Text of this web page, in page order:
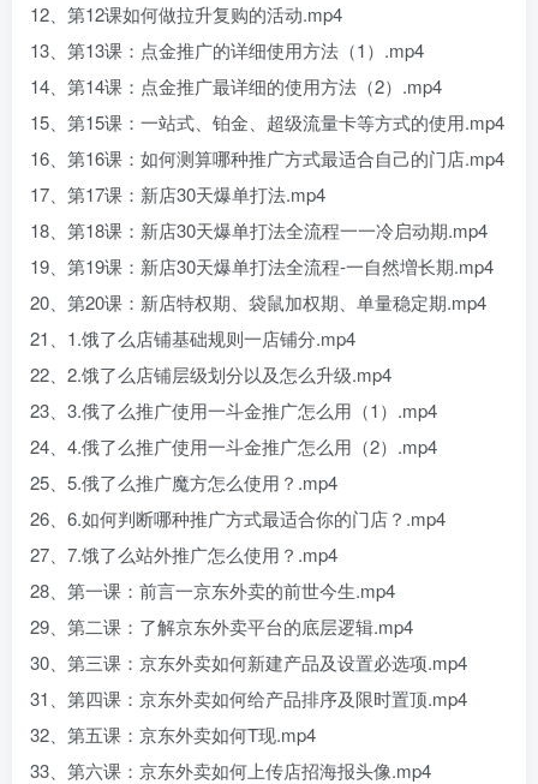
12、第12课如何做拉升复购的活动.mp4
13、第13课：点金推广的详细使用方法（1）.mp4
14、第14课：点金推广最详细的使用方法（2）.mp4
15、第15课：一站式、铂金、超级流量卡等方式的使用.mp4
16、第16课：如何测算哪种推广方式最适合自己的门店.mp4
17、第17课：新店30天爆单打法.mp4
18、第18课：新店30天爆单打法全流程一一冷启动期.mp4
19、第19课：新店30天爆单打法全流程-一自然増长期.mp4
20、第20课：新店特权期、袋鼠加权期、单量稳定期.mp4
21、1.饿了么店铺基础规则一店铺分.mp4
22、2.饿了么店铺层级划分以及怎么升级.mp4
23、3.俄了么推广使用一斗金推广怎么用（1）.mp4
24、4.俄了么推广使用一斗金推广怎么用（2）.mp4
25、5.俄了么推广魔方怎么使用？.mp4
26、6.如何判断哪种推广方式最适合你的门店？.mp4
27、7.饿了么站外推广怎么使用？.mp4
28、第一课：前言一京东外卖的前世今生.mp4
29、第二课：了解京东外卖平台的底层逻辑.mp4
30、第三课：京东外卖如何新建产品及设置必选项.mp4
31、第四课：京东外卖如何给产品排序及限时置顶.mp4
32、第五课：京东外卖如何T现.mp4
33、第六课：京东外卖如何上传店招海报头像.mp4